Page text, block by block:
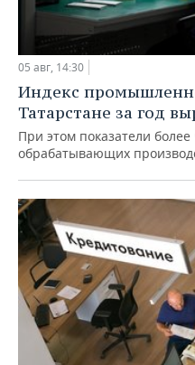
05 авг, 14:30
Индекс
Татарстане за год
При этом показатели
обрабатывающих